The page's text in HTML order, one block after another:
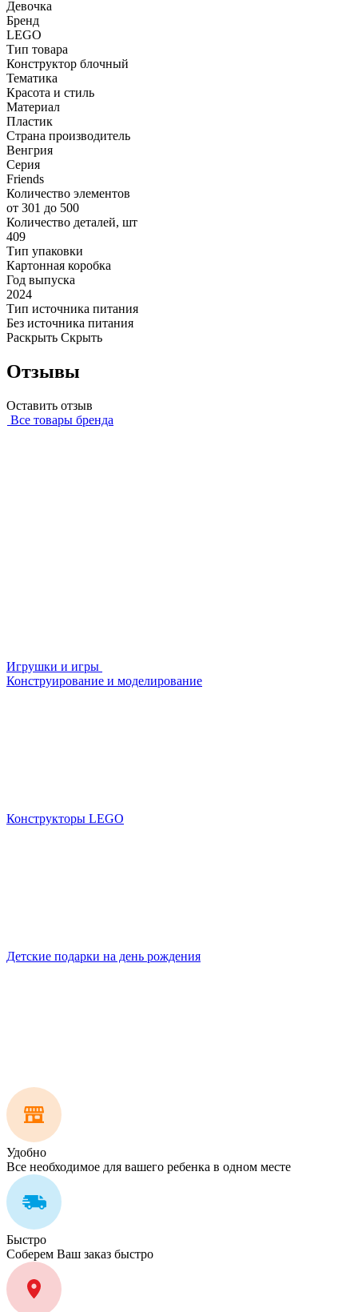
Девочка
Бренд
LEGO
Тип товара
Конструктор блочный
Тематика
Красота и стиль
Материал
Пластик
Страна производитель
Венгрия
Серия
Friends
Количество элементов
от 301 до 500
Количество деталей, шт
409
Тип упаковки
Картонная коробка
Год выпуска
2024
Тип источника питания
Без источника питания
Раскрыть Скрыть
Отзывы
Оставить отзыв
Все товары бренда
Игрушки и игры
Конструирование и моделирование
Конструкторы LEGO
Детские подарки на день рождения
Удобно
Все необходимое для вашего ребенка в одном месте
Быстро
Соберем Ваш заказ быстро